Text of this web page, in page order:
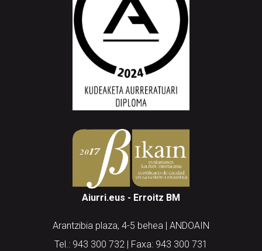
Aiurri.eus - Erroitz BM
Arantzibia plaza, 4-5 behea | ANDOAIN
Tel.: 943 300 732 | Faxa: 943 300 731